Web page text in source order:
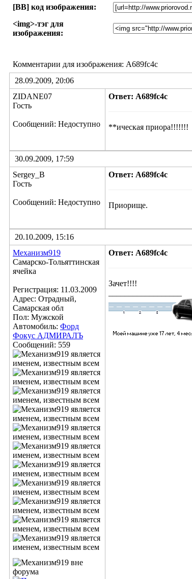
[BB] код изображения:
<img>-тэг для
изображения:
Комментарии для изображения: A689fc4c
28.09.2009, 20:06
ZIDANE07
Гость
Сообщений: Недоступно
Ответ: A689fc4c
**ическая приора!!!!!!!
30.09.2009, 17:59
Sergey_B
Гость
Сообщений: Недоступно
Ответ: A689fc4c
Приорище.
20.10.2009, 15:16
Механизм919
Самарско-Тольяттинская
ячейка
Регистрация: 11.03.2009
Адрес: Отрадный,
Самарская обл
Пол: Мужской
Автомобиль: Форд
Фокус АДМИРАЛЪ
Сообщений: 559
Ответ: A689fc4c
Зачет!!!!